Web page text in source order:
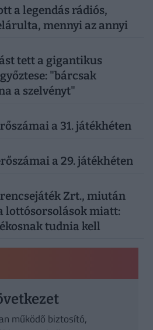
a legendás rádiós,
mennyi az annyi
tett a gigantikus
"bárcsak
a szelvényt"
a 31. játékhéten
a 29. játékhéten
Zrt., miután
lottósorsolások miatt:
tudnia kell
működő biztosító,